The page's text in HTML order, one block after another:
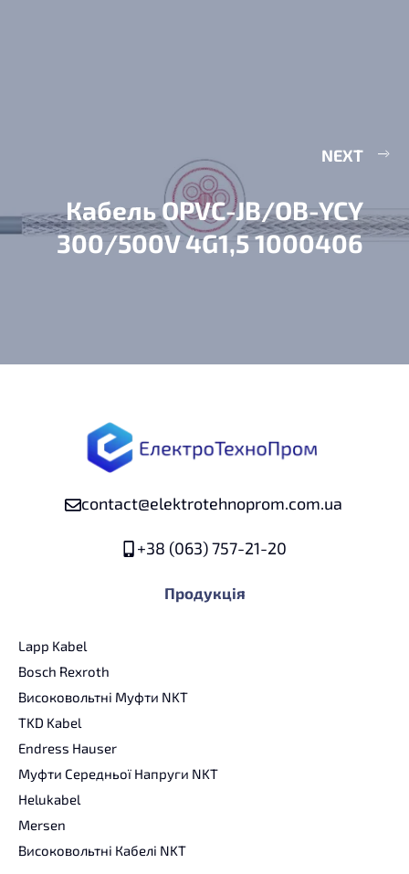
NEXT
Кабель OPVC-JB/OB-YCY
300/500V 4G1,5 1000406
contact@elektrotehnoprom.com.ua
+38 (063) 757-21-20
Продукція
Lapp Kabel
Bosch Rexroth
Високовольтні Муфти NKT
TKD Kabel
Endress Hauser
Муфти Середньої Напруги NKT
Helukabel
Mersen
Високовольтні Кабелі NKT